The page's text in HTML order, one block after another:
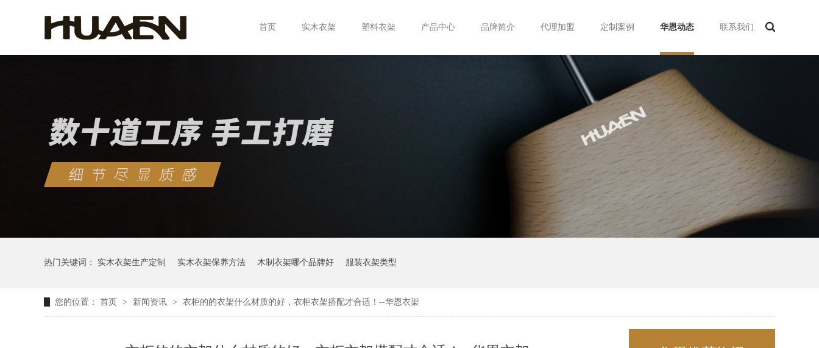
首页 实木衣架 塑料衣架 产品中心 品牌简介 代理加盟 定制案例 华恩动态 联系我们
热门关键词： 实木衣架生产定制 实木衣架保养方法 木制衣架哪个品牌好 服装衣架类型
您的位置： 首页 > 新闻资讯 > 衣柜的的衣架什么材质的好，衣柜衣架搭配才合适！--华恩衣架